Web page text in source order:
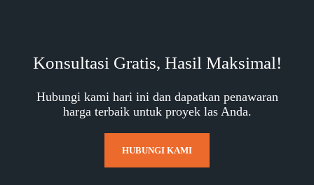
Konsultasi Gratis, Hasil Maksimal!
Hubungi kami hari ini dan dapatkan penawaran
harga terbaik untuk proyek las Anda.
HUBUNGI KAMI